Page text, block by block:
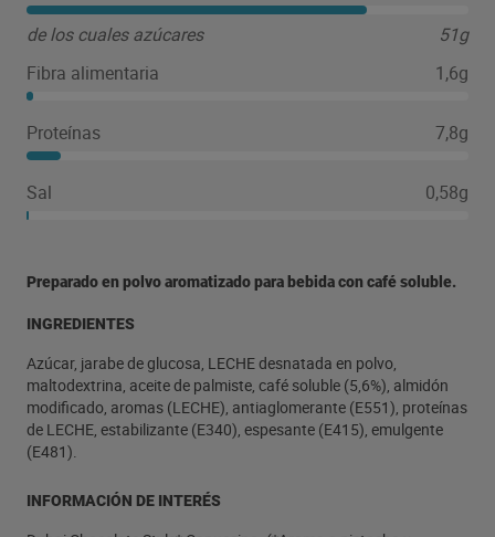
de los cuales azúcares
51g
Fibra alimentaria
1,6g
Proteínas 7,8g
Sal 0,58g
Preparado en polvo aromatizado para bebida con café soluble.
INGREDIENTES
Azúcar, jarabe de glucosa, LECHE desnatada en polvo,
maltodextrina, aceite de palmiste, café soluble (5,6%), almidón
modificado, aromas (LECHE), antiaglomerante (E551), proteínas
de LECHE, estabilizante (E340), espesante (E415), emulgente
(E481).
INFORMACIÓN DE INTERÉS